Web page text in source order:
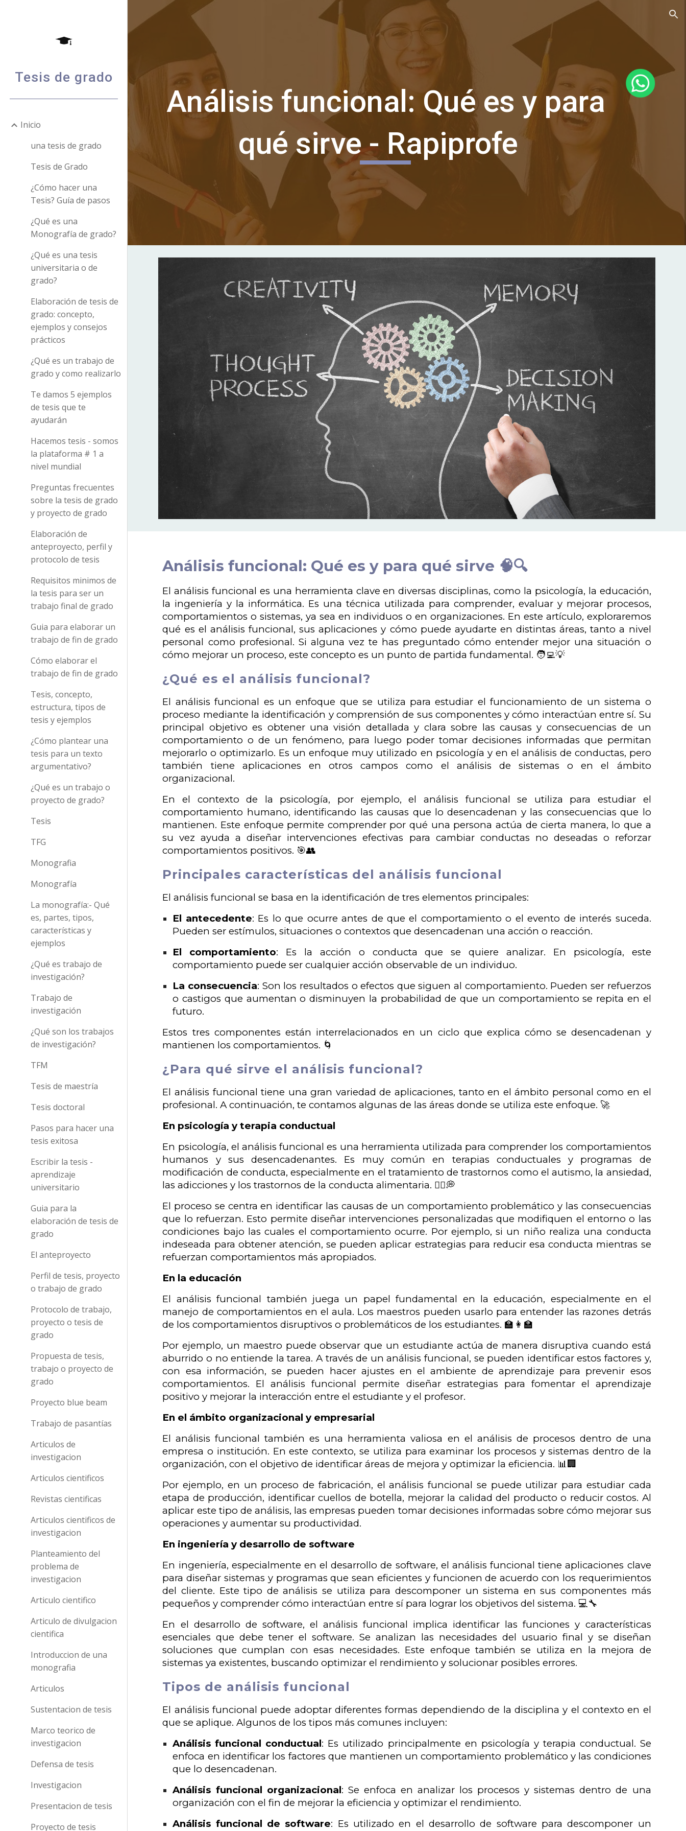
Skip to navigation
Tesis de grado
Inicio
una tesis de grado
Tesis de Grado
¿Cómo hacer una
Tesis? Guía de pasos
¿Qué es una
Monografía de grado?
¿Qué es una tesis
universitaria o de
grado?
Elaboración de tesis de
grado: concepto,
ejemplos y consejos
prácticos
¿Qué es un trabajo de
grado y como realizarlo
Te damos 5 ejemplos
de tesis que te
ayudarán
Hacemos tesis - somos
la plataforma # 1 a
nivel mundial
Preguntas frecuentes
sobre la tesis de grado
y proyecto de grado
Elaboración de
anteproyecto, perfil y
protocolo de tesis
Requisitos minimos de
la tesis para ser un
trabajo final de grado
Guia para elaborar un
trabajo de fin de grado
Cómo elaborar el
trabajo de fin de grado
Tesis, concepto,
estructura, tipos de
tesis y ejemplos
¿Cómo plantear una
tesis para un texto
argumentativo?
¿Qué es un trabajo o
proyecto de grado?
Tesis
TFG
Monografia
Monografía
La monografía:- Qué
es, partes, tipos,
características y
ejemplos
¿Qué es trabajo de
investigación?
Trabajo de
investigación
¿Qué son los trabajos
de investigación?
TFM
Tesis de maestría
Tesis doctoral
Pasos para hacer una
tesis exitosa
Escribir la tesis -
aprendizaje
universitario
Guia para la
elaboración de tesis de
grado
El anteproyecto
Perfil de tesis, proyecto
o trabajo de grado
Protocolo de trabajo,
proyecto o tesis de
grado
Propuesta de tesis,
trabajo o proyecto de
grado
Proyecto blue beam
Trabajo de pasantías
Articulos de
investigacion
Articulos cientificos
Revistas cientificas
Articulos cientificos de
investigacion
Planteamiento del
problema de
investigacion
Articulo cientifico
Articulo de divulgacion
cientifica
Introduccion de una
monografia
Articulos
Sustentacion de tesis
Marco teorico de
investigacion
Defensa de tesis
Investigacion
Presentacion de tesis
Proyecto de tesis
Análisis funcional: Qué es y para
qué sirve - Rapiprofe
Análisis funcional: Qué es y para qué sirve 🧠🔍
El análisis funcional es una herramienta clave en diversas disciplinas, como la psicología, la educación,
la ingeniería y la informática. Es una técnica utilizada para comprender, evaluar y mejorar procesos,
comportamientos o sistemas, ya sea en individuos o en organizaciones. En este artículo, exploraremos
qué es el análisis funcional, sus aplicaciones y cómo puede ayudarte en distintas áreas, tanto a nivel
personal como profesional. Si alguna vez te has preguntado cómo entender mejor una situación o
cómo mejorar un proceso, este concepto es un punto de partida fundamental. 🧑‍💻💡
¿Qué es el análisis funcional?
El análisis funcional es un enfoque que se utiliza para estudiar el funcionamiento de un sistema o
proceso mediante la identificación y comprensión de sus componentes y cómo interactúan entre sí. Su
principal objetivo es obtener una visión detallada y clara sobre las causas y consecuencias de un
comportamiento o de un fenómeno, para luego poder tomar decisiones informadas que permitan
mejorarlo o optimizarlo. Es un enfoque muy utilizado en psicología y en el análisis de conductas, pero
también tiene aplicaciones en otros campos como el análisis de sistemas o en el ámbito
organizacional.
En el contexto de la psicología, por ejemplo, el análisis funcional se utiliza para estudiar el
comportamiento humano, identificando las causas que lo desencadenan y las consecuencias que lo
mantienen. Este enfoque permite comprender por qué una persona actúa de cierta manera, lo que a
su vez ayuda a diseñar intervenciones efectivas para cambiar conductas no deseadas o reforzar
comportamientos positivos. 🎯👥
Principales características del análisis funcional
El análisis funcional se basa en la identificación de tres elementos principales:
El antecedente: Es lo que ocurre antes de que el comportamiento o el evento de interés suceda.
Pueden ser estímulos, situaciones o contextos que desencadenan una acción o reacción.
El comportamiento: Es la acción o conducta que se quiere analizar. En psicología, este
comportamiento puede ser cualquier acción observable de un individuo.
La consecuencia: Son los resultados o efectos que siguen al comportamiento. Pueden ser refuerzos
o castigos que aumentan o disminuyen la probabilidad de que un comportamiento se repita en el
futuro.
Estos tres componentes están interrelacionados en un ciclo que explica cómo se desencadenan y
mantienen los comportamientos. 🌀
¿Para qué sirve el análisis funcional?
El análisis funcional tiene una gran variedad de aplicaciones, tanto en el ámbito personal como en el
profesional. A continuación, te contamos algunas de las áreas donde se utiliza este enfoque. 🚀
En psicología y terapia conductual
En psicología, el análisis funcional es una herramienta utilizada para comprender los comportamientos
humanos y sus desencadenantes. Es muy común en terapias conductuales y programas de
modificación de conducta, especialmente en el tratamiento de trastornos como el autismo, la ansiedad,
las adicciones y los trastornos de la conducta alimentaria. 🧑‍⚕️💭
El proceso se centra en identificar las causas de un comportamiento problemático y las consecuencias
que lo refuerzan. Esto permite diseñar intervenciones personalizadas que modifiquen el entorno o las
condiciones bajo las cuales el comportamiento ocurre. Por ejemplo, si un niño realiza una conducta
indeseada para obtener atención, se pueden aplicar estrategias para reducir esa conducta mientras se
refuerzan comportamientos más apropiados.
En la educación
El análisis funcional también juega un papel fundamental en la educación, especialmente en el
manejo de comportamientos en el aula. Los maestros pueden usarlo para entender las razones detrás
de los comportamientos disruptivos o problemáticos de los estudiantes. 🏫👩‍🏫
Por ejemplo, un maestro puede observar que un estudiante actúa de manera disruptiva cuando está
aburrido o no entiende la tarea. A través de un análisis funcional, se pueden identificar estos factores y,
con esa información, se pueden hacer ajustes en el ambiente de aprendizaje para prevenir esos
comportamientos. El análisis funcional permite diseñar estrategias para fomentar el aprendizaje
positivo y mejorar la interacción entre el estudiante y el profesor.
En el ámbito organizacional y empresarial
El análisis funcional también es una herramienta valiosa en el análisis de procesos dentro de una
empresa o institución. En este contexto, se utiliza para examinar los procesos y sistemas dentro de la
organización, con el objetivo de identificar áreas de mejora y optimizar la eficiencia. 📊🏢
Por ejemplo, en un proceso de fabricación, el análisis funcional se puede utilizar para estudiar cada
etapa de producción, identificar cuellos de botella, mejorar la calidad del producto o reducir costos. Al
aplicar este tipo de análisis, las empresas pueden tomar decisiones informadas sobre cómo mejorar sus
operaciones y aumentar su productividad.
En ingeniería y desarrollo de software
En ingeniería, especialmente en el desarrollo de software, el análisis funcional tiene aplicaciones clave
para diseñar sistemas y programas que sean eficientes y funcionen de acuerdo con los requerimientos
del cliente. Este tipo de análisis se utiliza para descomponer un sistema en sus componentes más
pequeños y comprender cómo interactúan entre sí para lograr los objetivos del sistema. 💻🔧
En el desarrollo de software, el análisis funcional implica identificar las funciones y características
esenciales que debe tener el software. Se analizan las necesidades del usuario final y se diseñan
soluciones que cumplan con esas necesidades. Este enfoque también se utiliza en la mejora de
sistemas ya existentes, buscando optimizar el rendimiento y solucionar posibles errores.
Tipos de análisis funcional
El análisis funcional puede adoptar diferentes formas dependiendo de la disciplina y el contexto en el
que se aplique. Algunos de los tipos más comunes incluyen:
Análisis funcional conductual: Es utilizado principalmente en psicología y terapia conductual. Se
enfoca en identificar los factores que mantienen un comportamiento problemático y las condiciones
que lo desencadenan.
Análisis funcional organizacional: Se enfoca en analizar los procesos y sistemas dentro de una
organización con el fin de mejorar la eficiencia y optimizar el rendimiento.
Análisis funcional de software: Es utilizado en el desarrollo de software para descomponer un